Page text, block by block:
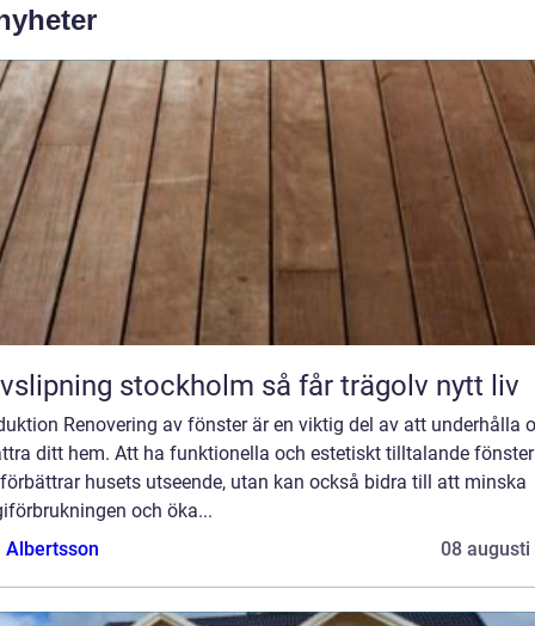
Golvslipning stockholm så får trägolv nytt liv
Renovering av fönster är en viktig del av att underhålla
ditt hem. Att ha funktionella och estetiskt tilltalande
husets utseende, utan kan också bidra till att minska
och öka...
Albertsson
08 augusti